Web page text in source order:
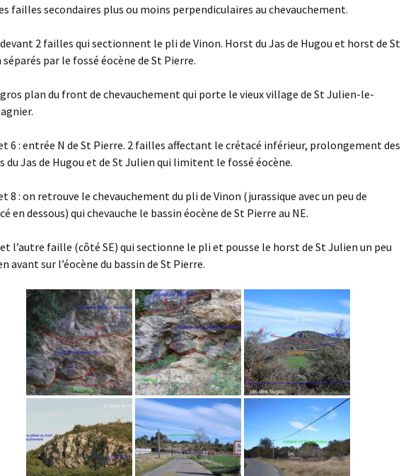
failles secondaires plus ou moins perpendiculaires au chevauchement.
devant 2 failles qui sectionnent le pli de Vinon. Horst du Jas de Hugou et horst de St
par le fossé éocène de St Pierre.
gros plan du front de chevauchement qui porte le vieux village de St Julien-le-
6 : entrée N de St Pierre. 2 failles affectant le crétacé inférieur, prolongement des
du Jas de Hugou et de St Julien qui limitent le fossé éocène.
8 : on retrouve le chevauchement du pli de Vinon (jurassique avec un peu de
en dessous) qui chevauche le bassin éocène de St Pierre au NE.
et l’autre faille (côté SE) qui sectionne le pli et pousse le horst de St Julien un peu
avant sur l’éocène du bassin de St Pierre.